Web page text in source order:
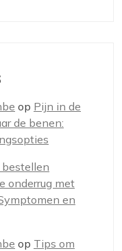
op Pijn in de
de benen:
bestellen
onderrug met
en
op Tips om